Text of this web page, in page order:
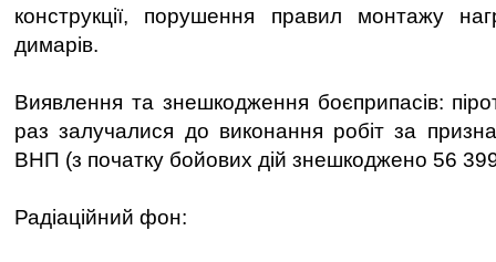
конструкції, порушення правил монтажу
димарів.
Виявлення та знешкодження боєприпасів:
раз залучалися до виконання робіт за
ВНП (з початку бойових дій знешкоджено 56
Радіаційний фон: